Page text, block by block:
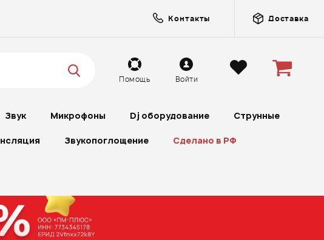
Контакты Доставка
Помощь Войти
Звук Микрофоны Dj оборудование Струнные
Звукопоглощение Сделано в РФ